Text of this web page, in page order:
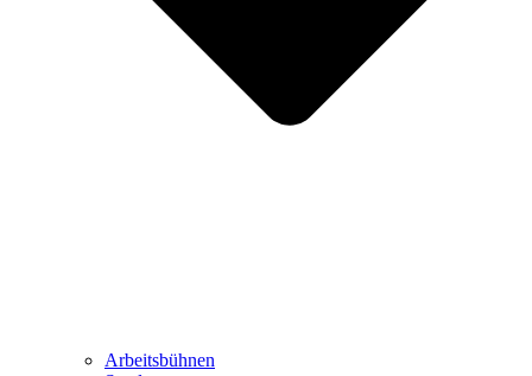
Arbeitsbühnen